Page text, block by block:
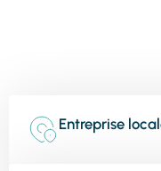
Entreprise